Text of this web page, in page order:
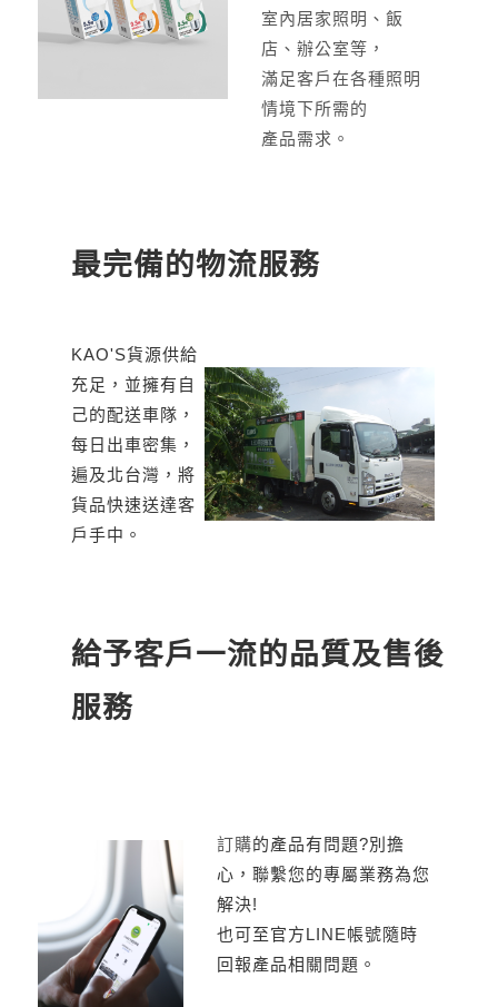
室內居家照明、飯
店、辦公室等，
滿足客戶在各種照明
情境下所需的
產品需求。
最完備的物流服務
KAO'S貨源供給
充足， 並擁有自
己的配送車隊，
每日出車密集，
遍及北台灣， 將
貨品快速送達客
戶手中。
給予客戶一流的品質及售後
服務
訂購的產品有問題?別擔
心，聯繫您的專屬業務為您
解決!
也可至官方LINE帳號隨時
回報產品相關問題。